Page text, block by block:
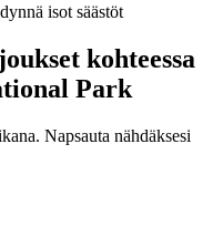
isot säästöt
kohteessa
Park
Napsauta nähdäksesi